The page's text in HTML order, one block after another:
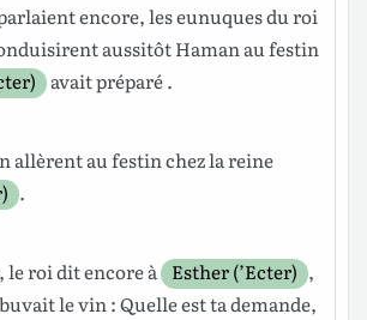
encore, leseunuquesduroi
aussitôtHamanaufestin
avaitpréparé.
allèrentaufestinchez lareine
.
, leroiditencore à Esther (’Ecter) ,
buvaitlevin: Quelle est tademande,